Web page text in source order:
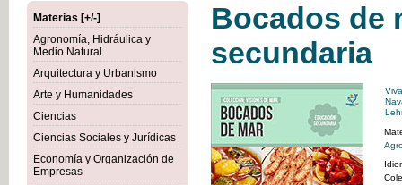
Materias [+/-]
Agronomía, Hidráulica y
Medio Natural
Arquitectura y Urbanismo
Arte y Humanidades
Ciencias
Ciencias Sociales y Jurídicas
Economía y Organización de
Empresas
Bocados de
secundaria